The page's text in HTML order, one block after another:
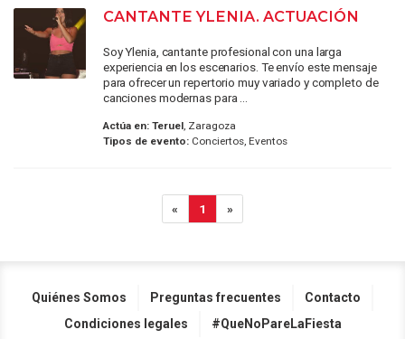
CANTANTE YLENIA. ACTUACIÓN
Soy Ylenia, cantante profesional con una larga
experiencia en los escenarios. Te envío este mensaje
para ofrecer un repertorio muy variado y completo de
canciones modernas para ...
Actúa en: Teruel, Zaragoza
Tipos de evento:Conciertos, Eventos
« 1 »
Quiénes Somos Preguntas frecuentes
Contacto
Condiciones legales
#QueNoPareLaFiesta